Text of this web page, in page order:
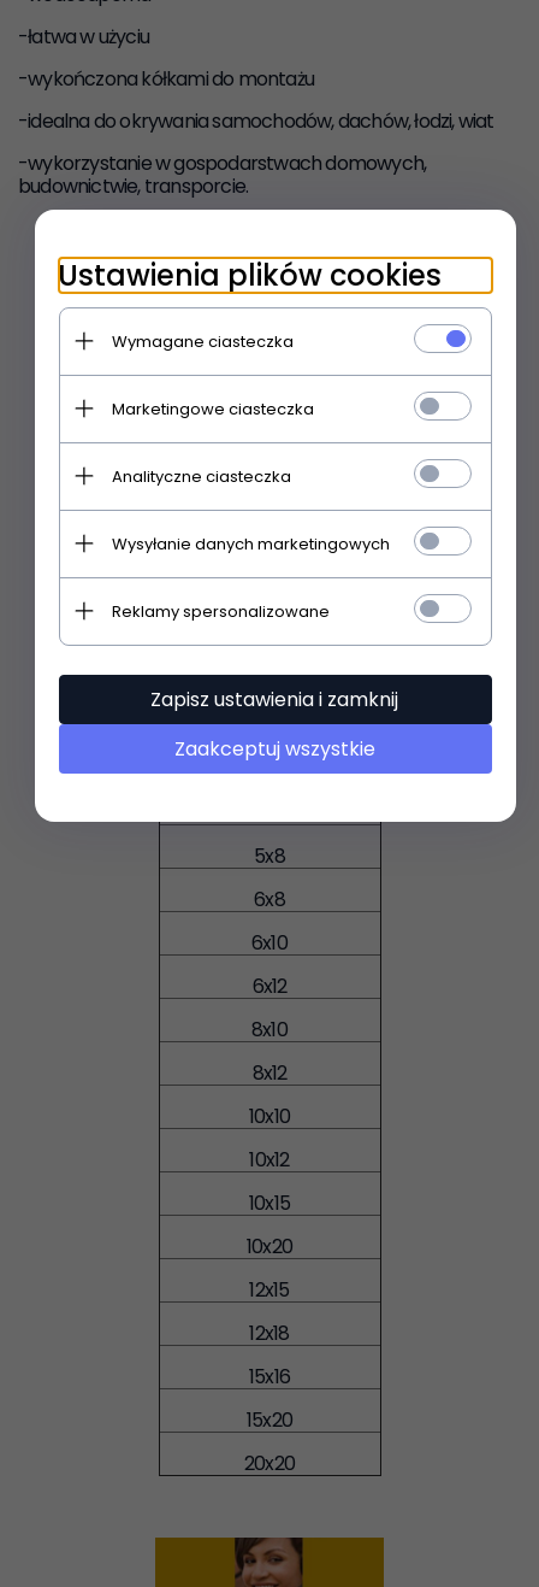
-łatwa w użyciu
-wykończona kółkami do montażu
-idealna do okrywania samochodów, dachów, łodzi, wiat
-wykorzystanie w gospodarstwach domowych,
budownictwie, transporcie.
1,5x2
1,5x6
2x3
2x4
2x8
3x3
3x4
3x7
4x5
4x6
4x8
5x8
6x8
6x10
6x12
8x10
8x12
10x10
10x12
10x15
10x20
12x15
12x18
15x16
15x20
20x20
Ustawienia plików cookies
Wymagane ciasteczka
Marketingowe ciasteczka
Analityczne ciasteczka
Wysyłanie danych marketingowych
Reklamy spersonalizowane
Zapisz ustawienia i zamknij
Zaakceptuj wszystkie